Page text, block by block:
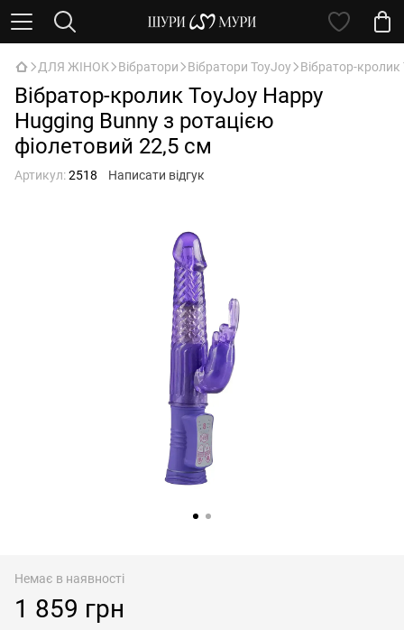
ДЛЯ ЖІНОК Вібратори Вібратори ToyJoy Вібратор-
Вібратор-кролик ToyJoy Happy
Hugging Bunny з ротацією
фіолетовий 22,5 см
Артикул:2518 Написати відгук
Немає в наявності
1 859 грн